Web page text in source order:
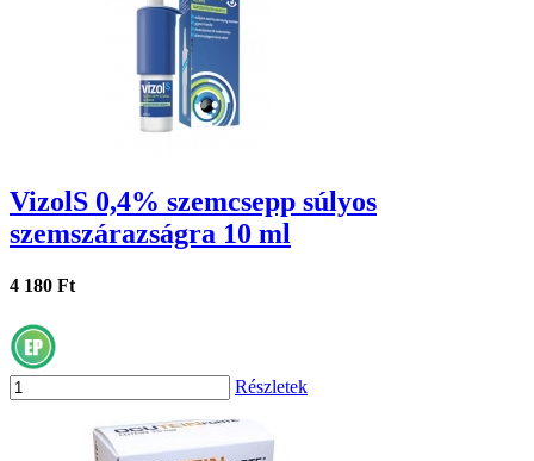
VizolS 0,4% szemcsepp súlyos
szemszárazságra 10 ml
4 180 Ft
Részletek